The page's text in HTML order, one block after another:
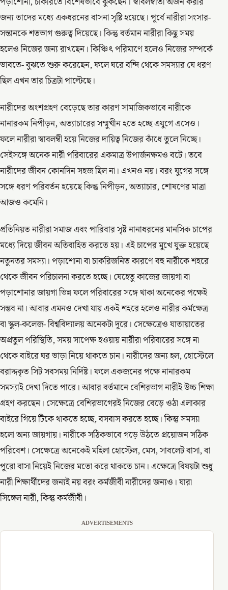
জন্য তাদের মধ্যে একধরনের বাসনা সৃষ্টি হয়েছে। পূর্বে নারীরা সংসার-
সন্তানকে শতভাগ গুরুত্ব দিয়েছে। কিন্তু বর্তমান নারীরা কিছু সময়
হলেও নিজের জন্য রাখছেন। কিঞ্চিৎ পরিমাণে হলেও নিজের সম্পর্কে
ভাবতে- বুঝতে শুরু করেছেন, ফলে ঘরে বন্দি থেকে সমস্যার যে ধরণ
ছিল এখন তার চিত্রটা পাল্টেছে।
নারীদের অংশগ্রহণ বেড়েছে তার কারণ সামাজিকভাবে নারীকে
নানারকম নিপীড়ন, অত্যাচারের সম্মুখীন হতে হচ্ছে এযুগে এসেও।
ফলে নারীরা স্বাবলম্বী হয়ে নিজের দায়িত্ব নিজের কাঁধে তুলে নিচ্ছে।
সেইসঙ্গে অনেক নারী পরিবারের একমাত্র উপার্জনক্ষমও বটে। তবে
নারীদের জীবন কোনদিন সহজ ছিল না। এখনও নয়। বরং যুগের সঙ্গে
সঙ্গে ধরণ পরিবর্তন হয়েছে কিন্তু নিপীড়ন, অত্যাচার, শোষণের মাত্রা
আজও কমেনি।
প্রতিনিয়ত নারীরা সমাজ এবং পারিবার সৃষ্ট নানাধরনের মানসিক চাপের
মধ্যে দিয়ে জীবন অতিবাহিত করতে হয়। এই চাপের মুখে যুক্ত হয়েছে
নতুনতর সমস্যা। পড়াশোনা বা চাকরিজনিত কারণে বহু নারীকে শহরে
থেকে জীবন পরিচালনা করতে হচ্ছে। যেহেতু কাজের জায়গা বা
পড়াশোনার জায়গা ভিন্ন ফলে পরিবারের সঙ্গে থাকা অনেকের পক্ষেই
সম্ভব না। আবার এমনও দেখা যায় একই শহরে হলেও নারীর কর্মক্ষেত্র
বা স্কুল-কলেজ- বিশ্ববিদ্যালয় অনেকটা দূরে। সেক্ষেত্রেও যাতায়াতের
অপ্রতুল পরিস্থিতি, সময় সাপেক্ষ হওয়ায় নারীরা পরিবারের সঙ্গে না
থেকে বাইরে ঘর ভাড়া নিয়ে থাকতে চান। নারীদের জন্য হল, হোস্টেলে
বরাদ্দকৃত সিট সবসময় নির্দিষ্ট। ফলে একজনের পক্ষে নানারকম
সমস্যাই দেখা দিতে পারে। আবার বর্তমানে বেশিরভাগ নারীই উচ্চ শিক্ষা
গ্রহণ করছেন। সেক্ষেত্রে বেশিরভাগেরই নিজের বেড়ে ওঠা এলাকার
বাইরে গিয়ে টিকে থাকতে হচ্ছে, বসবাস করতে হচ্ছে। কিন্তু সমস্যা
হলো অন্য জায়গায়। নারীকে সঠিকভাবে গড়ে উঠতে প্রয়োজন সঠিক
পরিবেশ। সেক্ষেত্রে অনেকেই মহিলা হোস্টেল, মেস, সাবলেট বাসা, বা
পুরো বাসা নিয়েই নিজের মতো করে থাকতে চান। এক্ষেত্রে বিষয়টা শুধু
নারী শিক্ষার্থীদের জন্যই নয় বরং কর্মজীবী নারীদের জন্যও। যারা
সিঙ্গেল নারী, কিন্তু কর্মজীবী।
ADVERTISEMENTS